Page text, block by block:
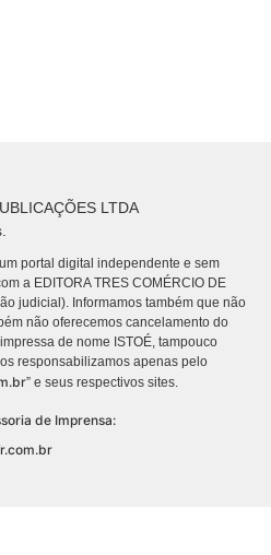
LTDA
portal digital independente e sem
a EDITORA TRES COMÉRCIO DE
judicial). Informamos também que não
não oferecemos cancelamento do
de nome ISTOÉ, tampouco
responsabilizamos apenas pelo
” e seus respectivos sites.
de Imprensa: